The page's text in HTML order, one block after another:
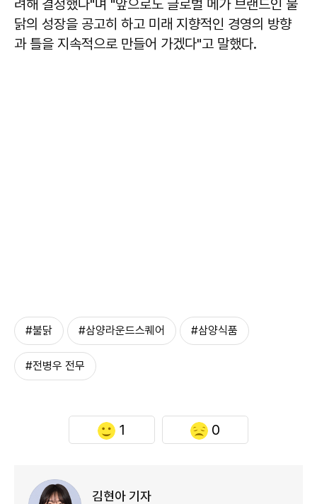
려해 결정했다"며 "앞으로도 글로벌 메가 브랜드인 불
닭의 성장을 공고히 하고 미래 지향적인 경영의 방향
과 틀을 지속적으로 만들어 가겠다"고 말했다.
#불닭 #삼양라운드스퀘어 #삼양식품
#전병우 전무
1 0
김현아 기자